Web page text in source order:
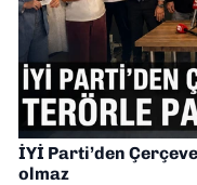
İYİ Parti’den
olmaz